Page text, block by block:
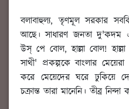
বলাবাহুল্য, তৃণমূল সরকার
আছে। সাধারণ জনতা দু'কদম
উস্ পে বোল, হাল্লা বোল!
সাথী' প্রকল্পকে বাংলার মেয়েরা
করে মেয়েদের ঘরে ঢুকিয়ে
চক্রান্ত তারা মানেনি। তীব্র নিন্দা